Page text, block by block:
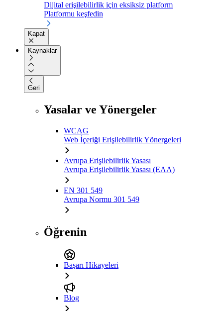
Dijital erişilebilirlik için eksiksiz platform
Platformu keşfedin
Kapat
Kaynaklar
Geri
Yasalar ve Yönergeler
WCAG
Web İçeriği Erişilebilirlik Yönergeleri
Avrupa Erişilebilirlik Yasası
Avrupa Erişilebilirlik Yasası (EAA)
EN 301 549
Avrupa Normu 301 549
Öğrenin
Başarı Hikayeleri
Blog